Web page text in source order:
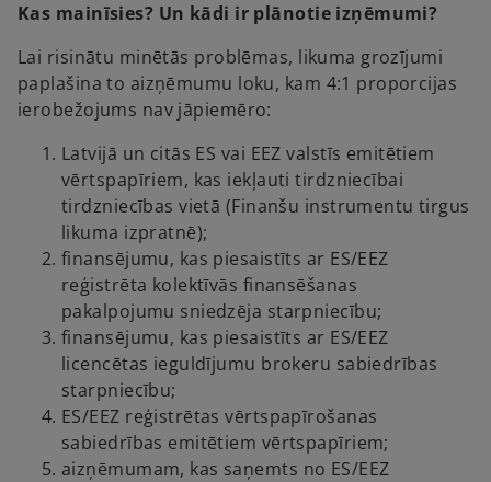
Kas mainīsies? Un kādi ir plānotie izņēmumi?
Lai risinātu minētās problēmas, likuma grozījumi
paplašina to aizņēmumu loku, kam 4:1 proporcijas
ierobežojums nav jāpiemēro:
Latvijā un citās ES vai EEZ valstīs emitētiem
vērtspapīriem, kas iekļauti tirdzniecībai
tirdzniecības vietā (Finanšu instrumentu tirgus
likuma izpratnē);
finansējumu, kas piesaistīts ar ES/EEZ
reģistrēta kolektīvās finansēšanas
pakalpojumu sniedzēja starpniecību;
finansējumu, kas piesaistīts ar ES/EEZ
licencētas ieguldījumu brokeru sabiedrības
starpniecību;
ES/EEZ reģistrētas vērtspapīrošanas
sabiedrības emitētiem vērtspapīriem;
aizņēmumam, kas saņemts no ES/EEZ